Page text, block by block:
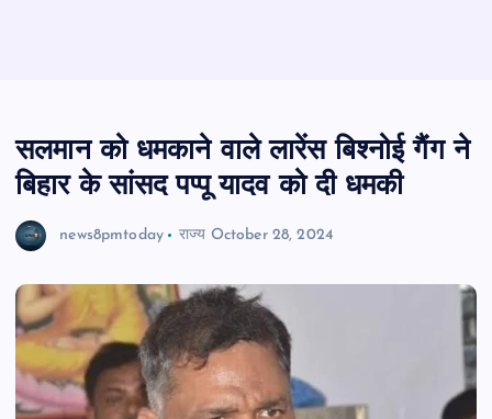
सलमान को धमकाने वाले लारेंस बिश्नोई गैंग ने
बिहार के सांसद पप्पू यादव को दी धमकी
news8pmtoday राज्य October 28, 2024